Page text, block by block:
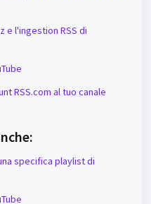
e l'ingestion RSS di
RSS.com al tuo canale
specifica playlist di